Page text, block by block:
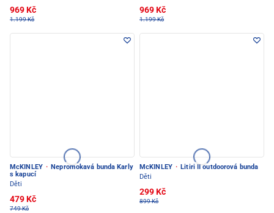
969 Kč
1.199 Kč
969 Kč
1.199 Kč
McKINLEY · Nepromokavá bunda Karly
s kapucí
Děti
479 Kč
749 Kč
McKINLEY · Litiri II outdoorová bunda
Děti
299 Kč
899 Kč